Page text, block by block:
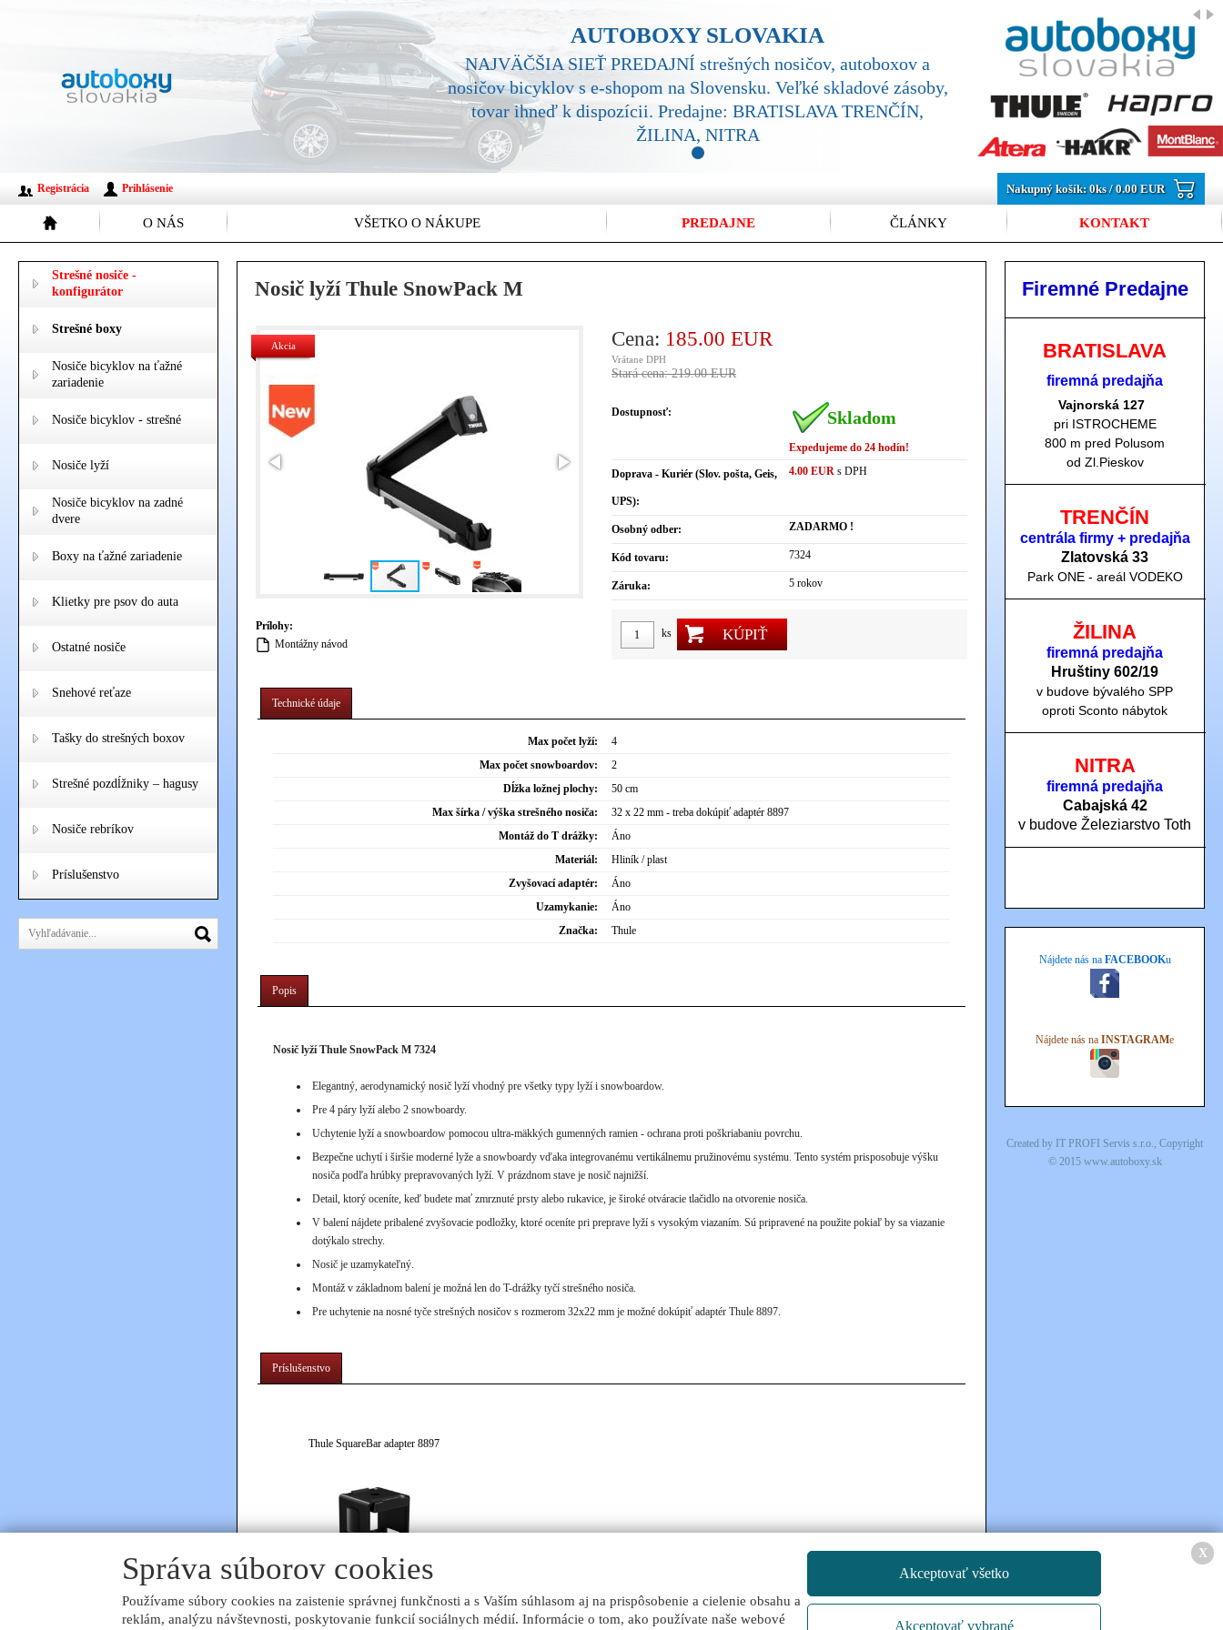
AUTOBOXY SLOVAKIA
NAJVÄČŠIA SIEŤ PREDAJNÍ strešných nosičov, autoboxov a
nosičov bicyklov s e-shopom na Slovensku. Veľké skladové zásoby,
tovar ihneď k dispozícii. Predajne: BRATISLAVA TRENČÍN,
ŽILINA, NITRA
Nakupný košík:0ks /0.00 EUR
O NÁS VŠETKO O NÁKUPE PREDAJNE ČLÁNKY KONTAKT
Registrácia Prihlásenie
Nosič lyží Thule SnowPack M
Strešné nosiče -
konfigurátor
Strešné boxy
Nosiče bicyklov na ťažné
zariadenie
Nosiče bicyklov - strešné
Nosiče lyží
Nosiče bicyklov na zadné
dvere
Boxy na ťažné zariadenie
Klietky pre psov do auta
Ostatné nosiče
Snehové reťaze
Tašky do strešných boxov
Strešné pozdĺžniky – hagusy
Nosiče rebríkov
Príslušenstvo
Akcia
Prílohy:
Montážny návod
Cena: 185.00 EUR
Vrátane DPH
Stará cena: 219.00 EUR
Dostupnosť: Skladom
Expedujeme do 24 hodín!
Doprava - Kuriér (Slov. pošta, Geis,
UPS):
4.00 EUR s DPH
Osobný odber: ZADARMO !
Kód tovaru: 7324
Záruka: 5 rokov
ks KÚPIŤ
Technické údaje
Max počet lyží:
4
Max počet snowboardov:
2
Dĺžka ložnej plochy:
50 cm
Max šírka / výška strešného nosiča:
32 x 22 mm - treba dokúpiť adaptér 8897
Montáž do T drážky:
Áno
Materiál:
Hliník / plast
Zvyšovací adaptér:
Áno
Uzamykanie:
Áno
Značka:
Thule
Popis
Nosič lyží Thule SnowPack M 7324
Elegantný, aerodynamický nosič lyží vhodný pre všetky typy lyží i snowboardow.
Pre 4 páry lyží alebo 2 snowboardy.
Uchytenie lyží a snowboardow pomocou ultra-mäkkých gumenných ramien - ochrana proti poškriabaniu povrchu.
Bezpečne uchytí i širšie moderné lyže a snowboardy vďaka integrovanému vertikálnemu pružinovému systému. Tento systém prisposobuje výšku
nosiča podľa hrúbky prepravovaných lyží. V prázdnom stave je nosič najnižší.
Detail, ktorý oceníte, keď budete mať zmrznuté prsty alebo rukavice, je široké otváracie tlačidlo na otvorenie nosiča.
V balení nájdete pribalené zvyšovacie podložky, ktoré oceníte pri preprave lyží s vysokým viazaním. Sú pripravené na použite pokiaľ by sa viazanie
dotýkalo strechy.
Nosič je uzamykateľný.
Montáž v základnom balení je možná len do T-drážky tyčí strešného nosiča.
Pre uchytenie na nosné tyče strešných nosičov s rozmerom 32x22 mm je možné dokúpiť adaptér Thule 8897.
Príslušenstvo
Thule SquareBar adapter 8897
20.00 EUR KÚPIŤ
Firemné Predajne
BRATISLAVA
firemná predajňa
Vajnorská 127
pri ISTROCHEME
800 m pred Polusom
od Zl.Pieskov
TRENČÍN
centrála firmy + predajňa
Zlatovská 33
Park ONE - areál VODEKO
ŽILINA
firemná predajňa
Hruštiny 602/19
v budove bývalého SPP
oproti Sconto nábytok
NITRA
firemná predajňa
Cabajská 42
v budove Železiarstvo Toth
Nájdete nás na FACEBOOKu
Nájdete nás na INSTAGRAMe
Created by IT PROFI Servis s.r.o., Copyright
© 2015 www.autoboxy.sk
X
Správa súborov cookies
Používame súbory cookies na zaistenie správnej funkčnosti a s Vaším súhlasom aj na prispôsobenie a cielenie obsahu a
reklám, analýzu návštevnosti, poskytovanie funkcií sociálnych médií. Informácie o tom, ako používate naše webové
Akceptovať všetko
Akceptovať vybrané